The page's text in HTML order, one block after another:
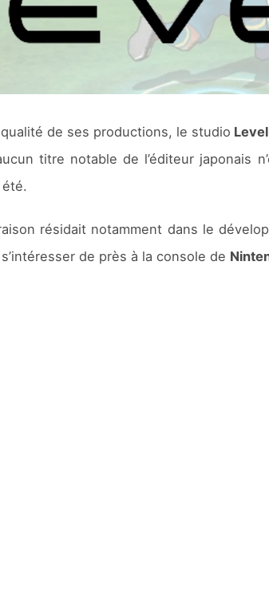
de ses productions, le studio
titre notable de l’éditeur japonais
résidait notamment dans le
de près à la console de